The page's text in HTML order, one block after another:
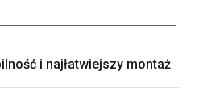
i najłatwiejszy montaż